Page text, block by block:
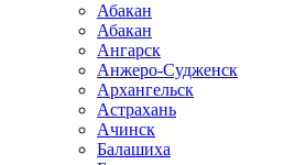
Абакан
Абакан
Ангарск
Анжеро-Судженск
Архангельск
Астрахань
Ачинск
Балашиха